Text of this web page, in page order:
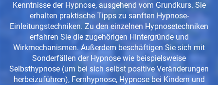
Kenntnisse der Hypnose, ausgehend vom Grundkurs. Sie
erhalten praktische Tipps zu sanften Hypnose-
Einleitungstechniken. Zu den einzelnen Hypnosetechniken
erfahren Sie die zugehörigen Hintergründe und
Wirkmechanismen. Außerdem beschäftigen Sie sich mit
Sonderfällen der Hypnose wie beispielsweise
Selbsthypnose (um bei sich selbst positive Veränderungen
herbeizuführen), Fernhypnose, Hypnose bei Kindern und